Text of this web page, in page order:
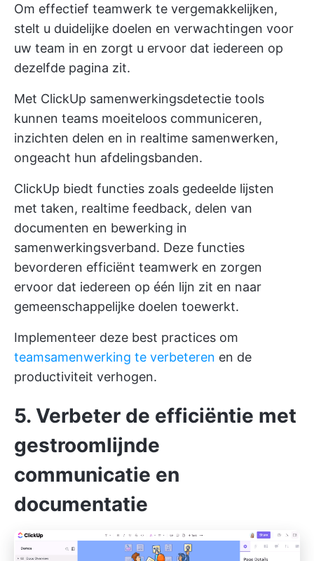
Om effectief teamwerk te vergemakkelijken,
stelt u duidelijke doelen en verwachtingen voor
uw team in en zorgt u ervoor dat iedereen op
dezelfde pagina zit.
Met ClickUp samenwerkingsdetectie tools
kunnen teams moeiteloos communiceren,
inzichten delen en in realtime samenwerken,
ongeacht hun afdelingsbanden.
ClickUp biedt functies zoals gedeelde lijsten
met taken, realtime feedback, delen van
documenten en bewerking in
samenwerkingsverband. Deze functies
bevorderen efficiënt teamwerk en zorgen
ervoor dat iedereen op één lijn zit en naar
gemeenschappelijke doelen toewerkt.
Implementeer deze best practices om
teamsamenwerking te verbeteren en de
productiviteit verhogen.
5. Verbeter de efficiëntie met
gestroomlijnde
communicatie en
documentatie